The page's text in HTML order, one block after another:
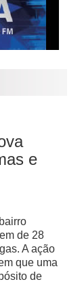
e
de 28
A ação
que uma
de